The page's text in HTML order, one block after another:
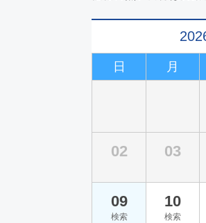
日 月
02 03
09
検索
10
検索